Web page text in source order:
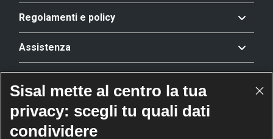
Regolamenti e policy
Assistenza
Riconoscimenti
Sisal mette al centro la tua
privacy: scegli tu quali dati
condividere